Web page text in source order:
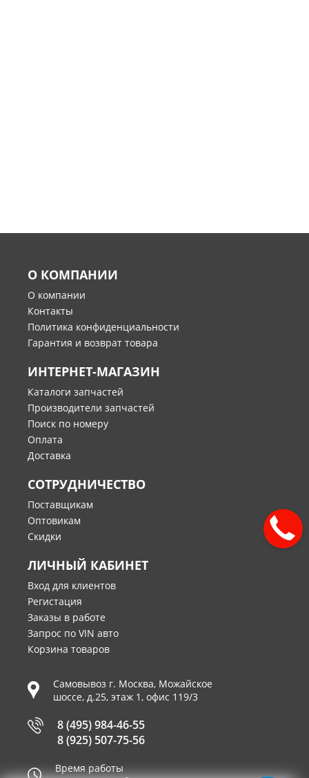
О КОМПАНИИ
О компании
Контакты
Политика конфиденциальности
Гарантия и возврат товара
ИНТЕРНЕТ-МАГАЗИН
Каталоги запчастей
Производители запчастей
Поиск по номеру
Оплата
Доставка
СОТРУДНИЧЕСТВО
Поставщикам
Оптовикам
Скидки
ЛИЧНЫЙ КАБИНЕТ
Вход для клиентов
Регистация
Заказы в работе
Запрос по VIN авто
Корзина товаров
Самовывоз г. Москва, Можайское
шоссе, д.25, этаж 1, офис 119/3
8 (495) 984-46-55
8 (925) 507-75-56
Время работы